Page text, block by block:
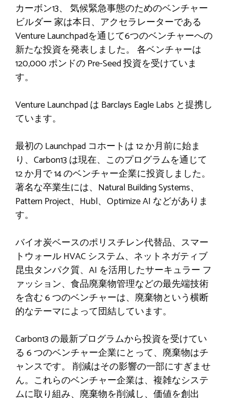
カーボン13、 気候緊急事態のためのベンチャー
ビルダー家は本日、アクセラレーターである
Venture Launchpadを通じて6つのベンチャーへの
新たな投資を発表しました。 各ベンチャーは
120,000 ポンドの Pre-Seed 投資を受けていま
す。
Venture Launchpad は Barclays Eagle Labs と提携し
ています。
最初の Launchpad コホートは 12 か月前に始ま
り、Carbon13 は現在、このプログラムを通じて
12 か月で 14 のベンチャー企業に投資しました。
著名な卒業生には、Natural Building Systems、
Pattern Project、Hubl、Optimize AI などがありま
す。
バイオ炭ベースのポリスチレン代替品、スマー
トウォール HVAC システム、ネットネガティブ
昆虫タンパク質、AI を活用したサーキュラー フ
ァッション、食品廃棄物管理などの最先端技術
を含む 6 つのベンチャーは、廃棄物という横断
的なテーマによって団結しています。
Carbon13 の最新プログラムから投資を受けてい
る 6 つのベンチャー企業にとって、廃棄物はチ
ャンスです。 削減はその影響の一部にすぎませ
ん。これらのベンチャー企業は、複雑なシステ
ムに取り組み、廃棄物を削減し、価値を創出